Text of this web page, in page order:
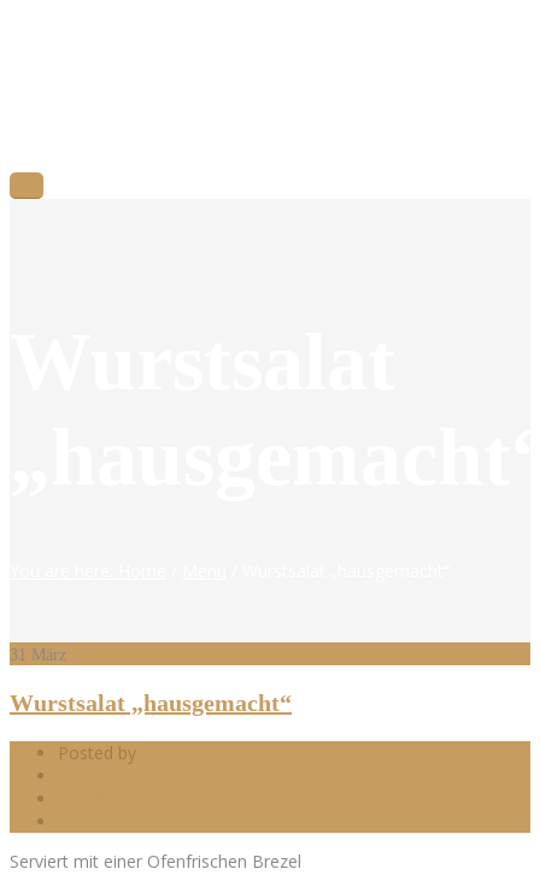
31 März
Wurstsalat „hausgemacht“
Posted by
Serviert mit einer Ofenfrischen Brezel